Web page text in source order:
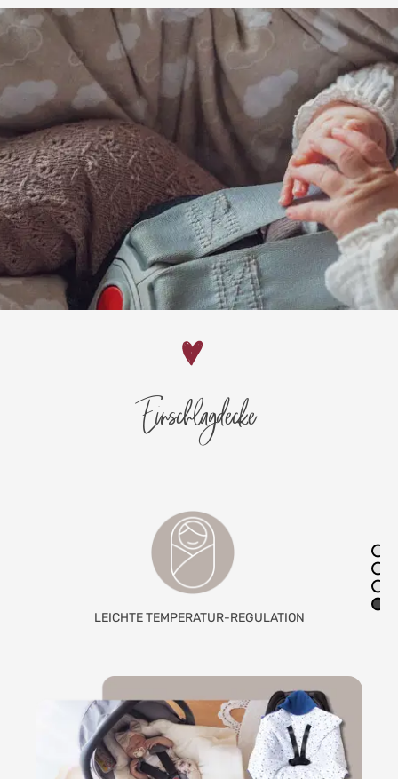
Einschlagdecke
LEICHTE TEMPERATUR-REGULATION